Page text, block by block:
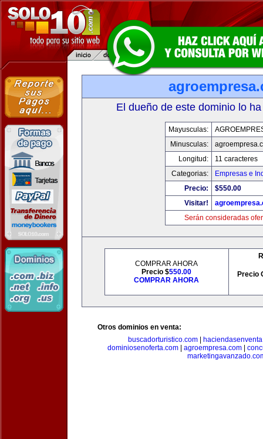
El dueño de este dominio lo
Mayusculas:
Minusculas:
Longitud:
11 caracteres
Categorias:
Empresas e
Precio:
$550.00
Visitar!
Serán consideradas
COMPRAR AHORA
Precio $550.00
COMPRAR AHORA
Precio
Otros dominios en venta:
buscadorturistico.com|
dominiosenoferta.com| agroempresa.com|